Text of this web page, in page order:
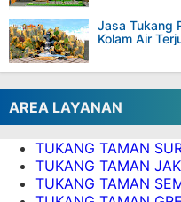
Jasa Tukang
Kolam Air
AREA LAYANAN
TUKANG TAMAN
TUKANG TAMAN
TUKANG TAMAN